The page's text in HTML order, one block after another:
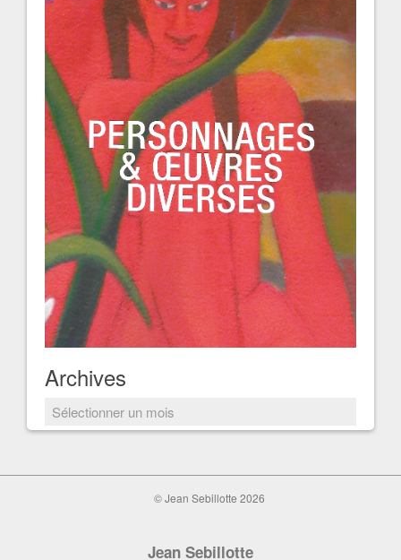
Archives
Archives
© Jean Sebillotte 2026
Jean Sebillotte